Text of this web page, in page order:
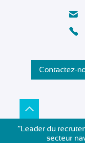
Contactez-
”Leader du
secteur